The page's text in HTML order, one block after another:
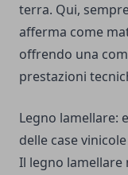
terra. Qui,
afferma come
offrendo una
prestazioni
Legno lamellare:
delle case vinicole
Il legno lamellare